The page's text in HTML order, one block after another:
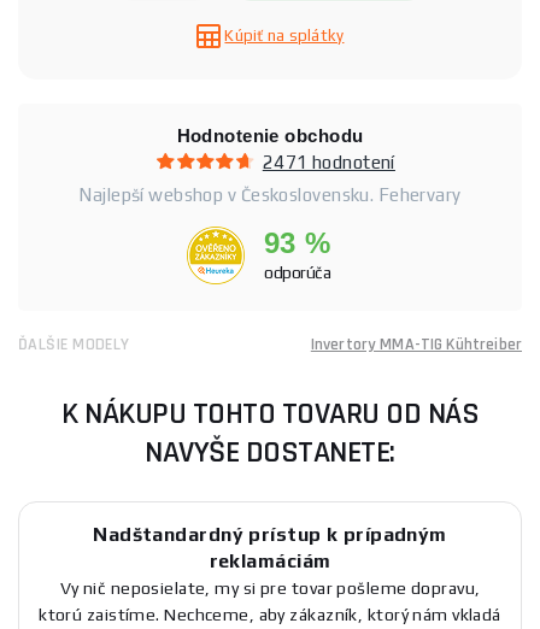
Kúpiť na splátky
Hodnotenie obchodu
2471 hodnotení
Najlepší webshop v Československu. Fehervary
93 %
odporúča
ĎALŠIE MODELY Invertory MMA-TIG Kühtreiber
K NÁKUPU TOHTO TOVARU OD NÁS
NAVYŠE DOSTANETE:
Nadštandardný prístup k prípadným
reklamáciám
Vy nič neposielate, my si pre tovar pošleme dopravu,
ktorú zaistíme. Nechceme, aby zákazník, ktorý nám vkladá